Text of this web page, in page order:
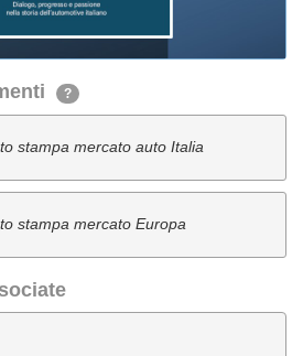
?
stampa mercato auto Italia
stampa mercato Europa